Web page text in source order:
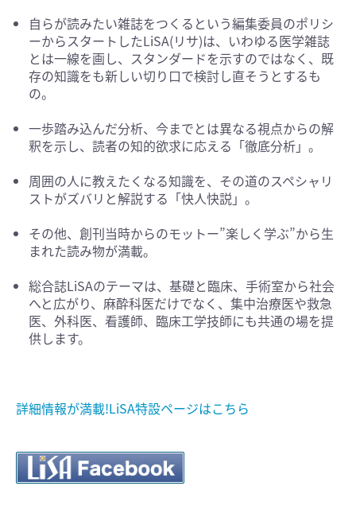
自らが読みたい雑誌をつくるという編集委員のポリシ
ーからスタートしたLiSA(リサ)は、いわゆる医学雑誌
とは一線を画し、スタンダードを示すのではなく、既
存の知識をも新しい切り口で検討し直そうとするも
の。
一歩踏み込んだ分析、今までとは異なる視点からの解
釈を示し、読者の知的欲求に応える「徹底分析」。
周囲の人に教えたくなる知識を、その道のスペシャリ
ストがズバリと解説する「快人快説」。
その他、創刊当時からのモットー”楽しく学ぶ”から生
まれた読み物が満載。
総合誌LiSAのテーマは、基礎と臨床、手術室から社会
へと広がり、麻酔科医だけでなく、集中治療医や救急
医、外科医、看護師、臨床工学技師にも共通の場を提
供します。
詳細情報が満載!LiSA特設ページはこちら